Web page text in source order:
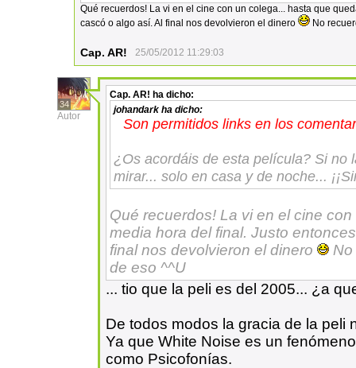
Qué recuerdos! La vi en el cine con un colega... hasta que
cascó o algo así. Al final nos devolvieron el dinero
No
Cap. AR! 25/05/2012 11:29:03
34
Autor
Cap. AR! ha dicho:
johandark ha dicho:
Son permitidos links en los
¿Os acordáis de esta película? Si no
mirar... solo en casa y de noche...
Qué recuerdos! La vi en el cine
media hora del final. Justo
final nos devolvieron el dinero
de eso ^^U
... tio que la peli es del 2005... ¿a
De todos modos la gracia de la peli
Ya que White Noise es un
como Psicofonías.